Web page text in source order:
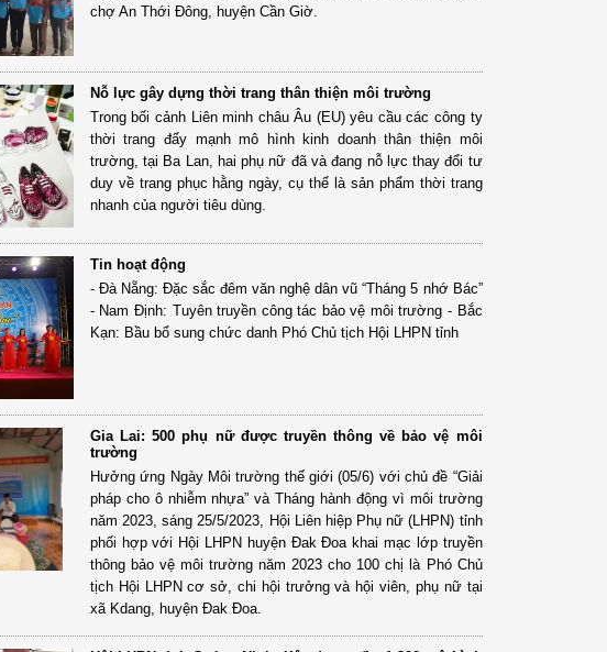
chợ An Thới Đông, huyện Cần Giờ.
Nỗ lực gây dựng thời trang thân thiện môi trường
Trong bối cảnh Liên minh châu Âu (EU) yêu cầu các công ty
thời trang đẩy mạnh mô hình kinh doanh thân thiện môi
trường, tại Ba Lan, hai phụ nữ đã và đang nỗ lực thay đổi tư
duy về trang phục hằng ngày, cụ thể là sản phẩm thời trang
nhanh của người tiêu dùng.
Tin hoạt động
- Đà Nẵng: Đặc sắc đêm văn nghệ dân vũ “Tháng 5 nhớ Bác”
- Nam Định: Tuyên truyền công tác bảo vệ môi trường - Bắc
Kạn: Bầu bổ sung chức danh Phó Chủ tịch Hội LHPN tỉnh
Gia Lai: 500 phụ nữ được truyền thông về bảo vệ môi
trường
Hưởng ứng Ngày Môi trường thế giới (05/6) với chủ đề “Giải
pháp cho ô nhiễm nhựa” và Tháng hành động vì môi trường
năm 2023, sáng 25/5/2023, Hội Liên hiệp Phụ nữ (LHPN) tỉnh
phối hợp với Hội LHPN huyện Đak Đoa khai mạc lớp truyền
thông bảo vệ môi trường năm 2023 cho 100 chị là Phó Chủ
tịch Hội LHPN cơ sở, chi hội trưởng và hội viên, phụ nữ tại
xã Kdang, huyện Đak Đoa.